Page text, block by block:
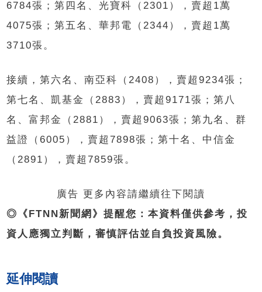
6784張；第四名、光寶科（2301），賣超1萬
4075張；第五名、華邦電（2344），賣超1萬
3710張。
接續，第六名、南亞科（2408），賣超9234張；
第七名、凱基金（2883），賣超9171張；第八
名、富邦金（2881），賣超9063張；第九名、群
益證（6005），賣超7898張；第十名、中信金
（2891），賣超7859張。
廣告 更多內容請繼續往下閱讀
◎《FTNN新聞網》提醒您：本資料僅供參考，投
資人應獨立判斷，審慎評估並自負投資風險。
延伸閱讀